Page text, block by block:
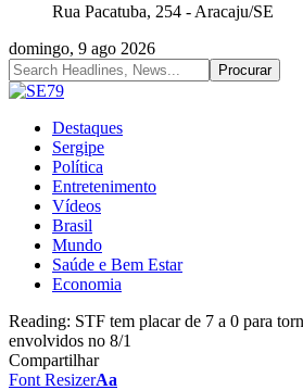
Rua Pacatuba, 254 - Aracaju/SE
domingo, 9 ago 2026
Destaques
Sergipe
Política
Entretenimento
Vídeos
Brasil
Mundo
Saúde e Bem Estar
Economia
Reading: STF tem placar de 7 a 0 para
envolvidos no 8/1
Compartilhar
Font ResizerAa